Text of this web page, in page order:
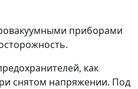
приборами
как
снятом напряжении. Под